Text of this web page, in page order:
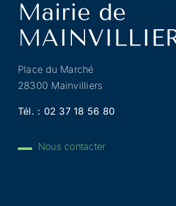
Place du Marché
28300 Mainvilliers
Tél. : 02 37 18 56 80
Nous contacter